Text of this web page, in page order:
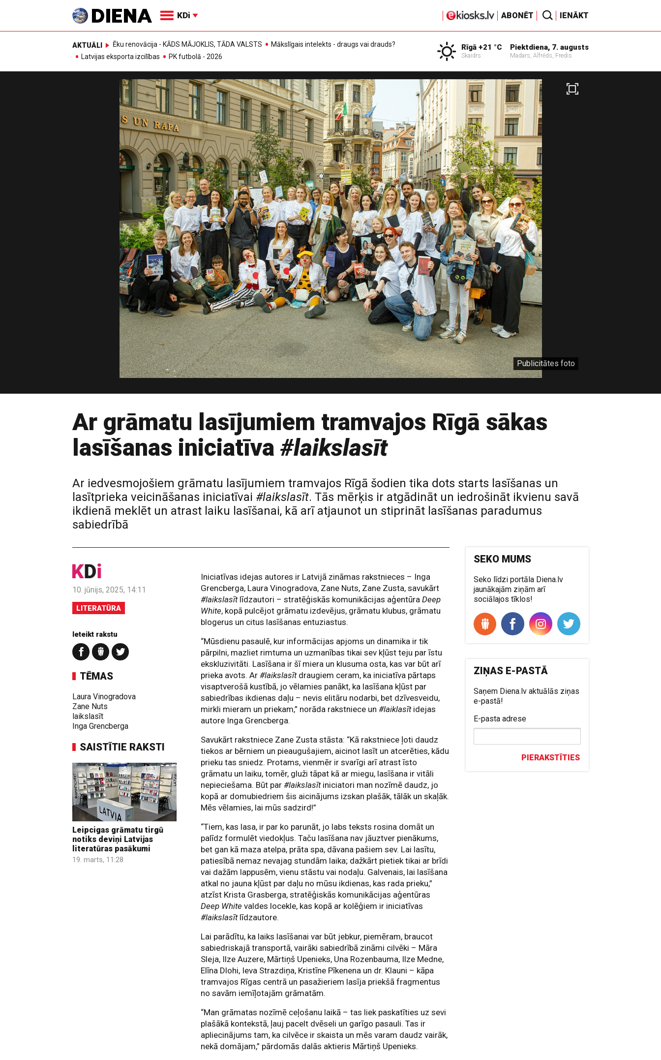
KDi ABONĒT IENĀKT
AKTUĀLI Ēku renovācija - KĀDS MĀJOKLIS, TĀDA VALSTS
Mākslīgais intelekts - draugs vai drauds?
Latvijas eksporta izcilības
PK futbolā - 2026
Rīgā +21 °C
Skaidrs
Piektdiena, 7. augusts
Madars, Alfrēds, Fredis
Publicitātes foto
Ar grāmatu lasījumiem tramvajos Rīgā sākas
lasīšanas iniciatīva #laikslasīt
Ar iedvesmojošiem grāmatu lasījumiem tramvajos Rīgā šodien tika dots starts lasīšanas un
lasītprieka veicināšanas iniciatīvai #laikslasīt. Tās mērķis ir atgādināt un iedrošināt ikvienu savā
ikdienā meklēt un atrast laiku lasīšanai, kā arī atjaunot un stiprināt lasīšanas paradumus
sabiedrībā
10. jūnijs, 2025, 14:11
LITERATŪRA
Ieteikt rakstu
TĒMAS
Laura Vinogradova
Zane Nuts
laikslasīt
Inga Grencberga
SAISTĪTIE RAKSTI
Leipcigas grāmatu tirgū
notiks deviņi Latvijas
literatūras pasākumi
19. marts, 11:28
Iniciatīvas idejas autores ir Latvijā zināmas rakstnieces – Inga
Grencberga, Laura Vinogradova, Zane Nuts, Zane Zusta, savukārt
#laikslasītlīdzautori – stratēģiskās komunikācijas aģentūraDeep
White, kopā pulcējot grāmatu izdevējus, grāmatu klubus, grāmatu
blogerus un citus lasīšanas entuziastus.
“Mūsdienu pasaulē, kur informācijas apjoms un dinamika ir tik
pārpilni, mazliet rimtuma un uzmanības tikai sev kļūst teju par īstu
ekskluzivitāti. Lasīšana ir šī miera un klusuma osta, kas var būt arī
prieka avots. Ar#laikslasītdraugiem ceram, ka iniciatīva pārtaps
visaptverošā kustībā, jo vēlamies panākt, ka lasīšana kļūst par
sabiedrības ikdienas daļu – nevis elitāru nodarbi, bet dzīvesveidu,
mirkli mieram un priekam,” norāda rakstniece un#laiklasītidejas
autore Inga Grencberga.
Savukārt rakstniece Zane Zusta stāsta: “Kā rakstniece ļoti daudz
tiekos ar bērniem un pieaugušajiem, aicinot lasīt un atcerēties, kādu
prieku tas sniedz. Protams, vienmēr ir svarīgi arī atrast īsto
grāmatu un laiku, tomēr, gluži tāpat kā ar miegu, lasīšana ir vitāli
nepieciešama. Būt par#laikslasītiniciatori man nozīmē daudz, jo
kopā ar domubiedriem šis aicinājums izskan plašāk, tālāk un skaļāk.
Mēs vēlamies, lai mūs sadzird!”
“Tiem, kas lasa, ir par ko parunāt, jo labs teksts rosina domāt un
palīdz formulēt viedokļus. Taču lasīšana nav jāuztver pienākums,
bet gan kā maza atelpa, prāta spa, dāvana pašiem sev. Lai lasītu,
patiesībā nemaz nevajag stundām laika; dažkārt pietiek tikai ar brīdi
vai dažām lappusēm, vienu stāstu vai nodaļu. Galvenais, lai lasīšana
atkal no jauna kļūst par daļu no mūsu ikdienas, kas rada prieku,”
atzīst Krista Grasberga, stratēģiskās komunikācijas aģentūras
Deep White valdes locekle, kas kopā ar kolēģiem ir iniciatīvas
#laikslasītlīdzautore.
Lai parādītu, ka laiks lasīšanai var būt jebkur, piemēram, braucot
sabiedriskajā transportā, vairāki sabiedrībā zināmi cilvēki – Māra
Sleja, Ilze Auzere, Mārtiņš Upenieks, Una Rozenbauma, Ilze Medne,
Elīna Dlohi, Ieva Strazdiņa, Kristīne Pīkenena un dr. Klauni – kāpa
tramvajos Rīgas centrā un pasažieriem lasīja priekšā fragmentus
no savām iemīļotajām grāmatām.
“Man grāmatas nozīmē ceļošanu laikā – tas liek paskatīties uz sevi
plašākā kontekstā, ļauj pacelt dvēseli un garīgo pasauli. Tas ir
apliecinājums tam, ka cilvēce ir skaista un mēs varam daudz vairāk,
nekā domājam,” pārdomās dalās aktieris Mārtiņš Upenieks.
SEKO MUMS
Seko līdzi portāla Diena.lv
jaunākajām ziņām arī
sociālajos tīklos!
ZIŅAS E-PASTĀ
Saņem Diena.lv aktuālās ziņas
e-pastā!
E-pasta adrese
PIERAKSTĪTIES